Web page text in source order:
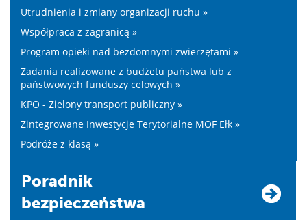
Utrudnienia i zmiany organizacji ruchu »
Współpraca z zagranicą »
Program opieki nad bezdomnymi zwierzętami »
Zadania realizowane z budżetu państwa lub z
państwowych funduszy celowych »
KPO - Zielony transport publiczny »
Zintegrowane Inwestycje Terytorialne MOF Ełk »
Podróże z klasą »
Poradnik
bezpieczeństwa